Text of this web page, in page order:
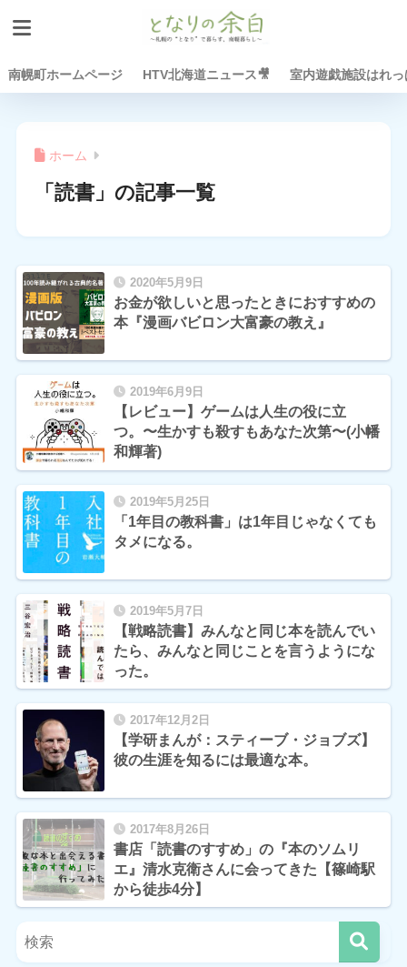
南幌町ホームページ HTV北海道ニュース🎥 室内遊戯施設はれっ
ホーム
「読書」の記事一覧
2020年5月9日
お金が欲しいと思ったときにおすすめの
本『漫画バビロン大富豪の教え』
2019年6月9日
【レビュー】ゲームは人生の役に立
つ。〜生かすも殺すもあなた次第〜(小幡
和輝著)
2019年5月25日
「1年目の教科書」は1年目じゃなくても
タメになる。
2019年5月7日
【戦略読書】みんなと同じ本を読んでい
たら、みんなと同じことを言うようにな
った。
2017年12月2日
【学研まんが：スティーブ・ジョブズ】
彼の生涯を知るには最適な本。
2017年8月26日
書店「読書のすすめ」の『本のソムリ
エ』清水克衛さんに会ってきた【篠崎駅
から徒歩4分】